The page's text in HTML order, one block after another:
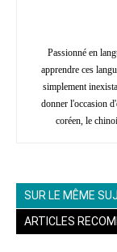
Passionné en
apprendre ces
simplement
donner l'occasion
coréen, le
SUR LE MÊME
ARTICLES